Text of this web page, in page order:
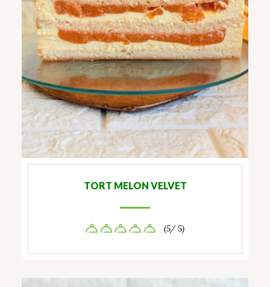
TORT MELON VELVET
(5/ 5)